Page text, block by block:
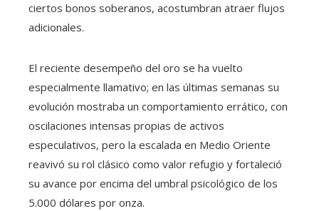
ciertos bonos soberanos, acostumbran atraer flujos
adicionales.
El reciente desempeño del oro se ha vuelto
especialmente llamativo; en las últimas semanas su
evolución mostraba un comportamiento errático, con
oscilaciones intensas propias de activos
especulativos, pero la escalada en Medio Oriente
reavivó su rol clásico como valor refugio y fortaleció
su avance por encima del umbral psicológico de los
5.000 dólares por onza.